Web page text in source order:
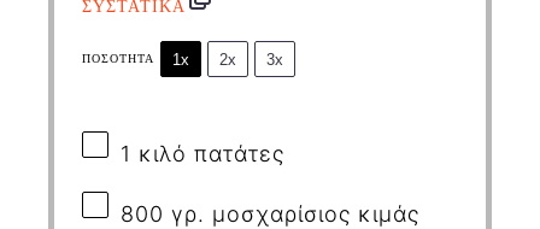
ΣΥΣΤΑΤΙΚΑ
ΠΟΣΌΤΗΤΑ 1x 2x 3x
1 κιλό πατάτες
800 γρ. μοσχαρίσιος κιμάς